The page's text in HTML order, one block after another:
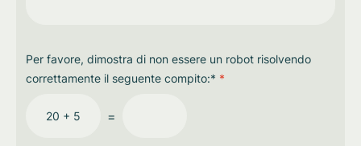
Per favore, dimostra di non essere un robot risolvendo
correttamente il seguente compito:* *
20 + 5 =